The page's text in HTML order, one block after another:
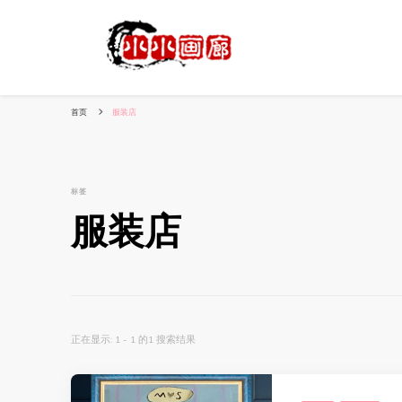
首页 服装店
标签
服装店
正在显示: 1 - 1 的1 搜索结果